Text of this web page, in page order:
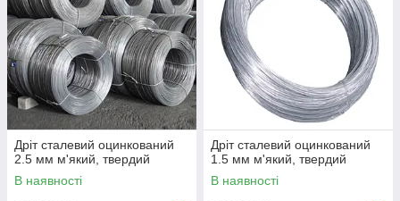
Дріт сталевий оцинкований
2.5 мм м'який, твердий
В наявності
Дріт сталевий оцинкований
1.5 мм м'який, твердий
В наявності